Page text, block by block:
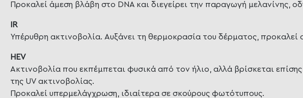
Προκαλεί άμεση βλάβη στο DNA και διεγείρει την παραγωγή μελανίνης,
IR
Υπέρυθρη ακτινοβολία. Αυξάνει τη θερμοκρασία του δέρματος, προκαλεί
HEV
Ακτινοβολία που εκπέμπεται φυσικά από τον ήλιο, αλλά βρίσκεται
της UV ακτινοβολίας.
Προκαλεί υπερμελάγχρωση, ιδιαίτερα σε σκούρους φωτότυπους.